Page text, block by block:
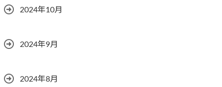
2024年10月
2024年9月
2024年8月